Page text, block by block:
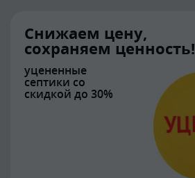
Снижаем цену,
сохраняем ценность!
уцененные
септики со
скидкой до 30%